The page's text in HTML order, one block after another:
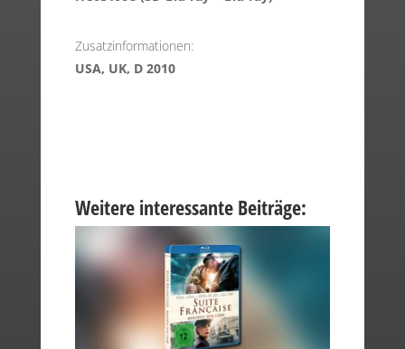
Zusatzinformationen:
USA, UK, D 2010
Weitere interessante Beiträge: